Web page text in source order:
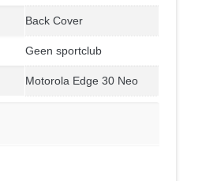
Back Cover
Geen sportclub
Motorola Edge 30 Neo